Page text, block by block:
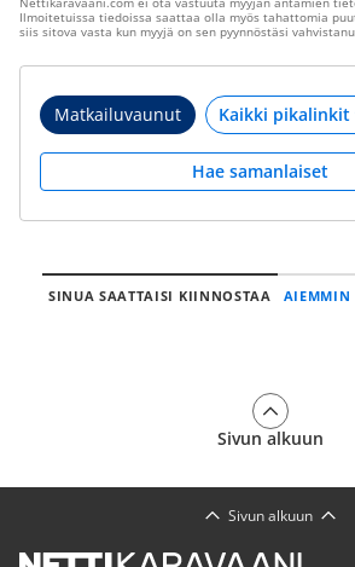
Ilmoitetuissa tiedoissa saattaa olla myös tahattomia
siis sitova vasta kun myyjä on sen pyynnöstäsi
Matkailuvaunut
Hae samanlaiset
SINUA SAATTAISI KIINNOSTAA AIEMMIN
Sivun alkuun
Sivun alkuun